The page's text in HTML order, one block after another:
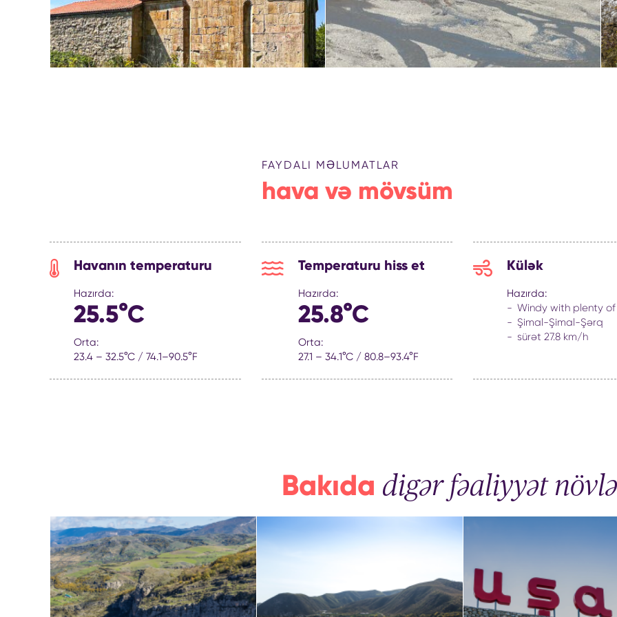
FAYDALI MƏLUMATLAR
hava və mövsüm
Havanın temperaturu
Hazırda:
25.5°C
Orta:
23.4 – 32.5°C / 74.1–90.5°F
Temperaturu hiss et
Hazırda:
25.8°C
Orta:
27.1 – 34.1°C / 80.8–93.4°F
Külək
Hazırda:
Windy with plenty of
Şimal-Şimal-Şərq
sürət 27.8 km/h
Bakıda digər fəaliyyət